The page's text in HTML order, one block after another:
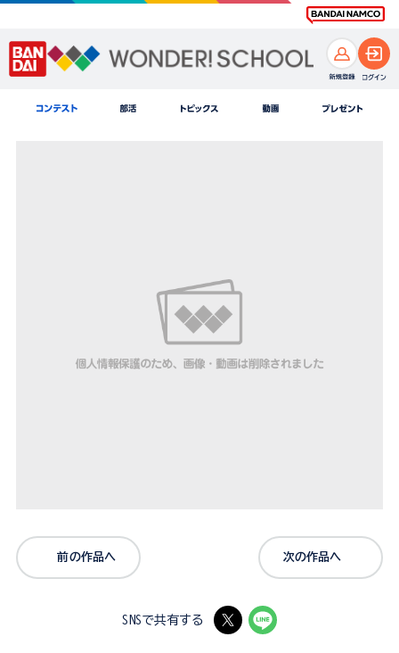
前の作品へ 次の作品へ
SNSで共有する